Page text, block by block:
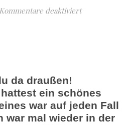
Kommentare deaktiviertfür You’re
da draußen!
ein schönes
war auf jeden Fall
war mal wieder in der